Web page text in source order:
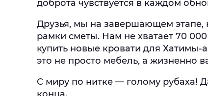
доброта чувствуется в каждом
Друзья, мы на завершающем
рамки сметы. Нам не хватает 70
купить новые кровати для Хатимы-
это не просто мебель, а жизненно
С миру по нитке — голому рубаха!